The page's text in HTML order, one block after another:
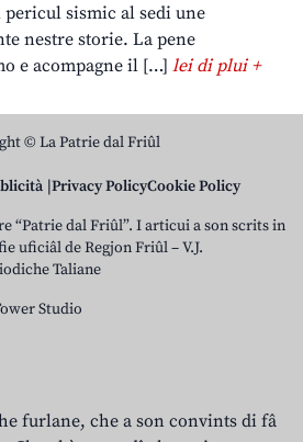
sismic al sedi une
nestre storie. La pene
e acompagne il […] lei di plui +
© La Patrie dal Friûl
Privacy PolicyCookie Policy
“Patrie dal Friûl”. I articui a son scrits in
uficiâl de Regjon Friûl – V.J.
Taliane
Studio
furlane, che a son convints di fâ